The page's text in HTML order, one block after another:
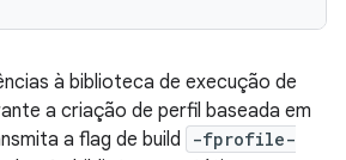
à biblioteca de execução de
a criação de perfil baseada em
a flag de build
-fprofile-